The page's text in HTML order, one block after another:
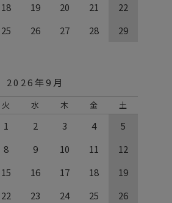
18 19 20 21
22
25 26 27 28
29
2026年9月
火 水 木 金 土
1 2 3 4
5
8 9 10 11
12
15 16 17 18
19
22 23 24 25
26